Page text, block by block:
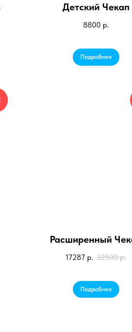
Детский Чекап
8800 р.
Подробнее
Расширенный
17287 р. 22500 р.
Подробнее